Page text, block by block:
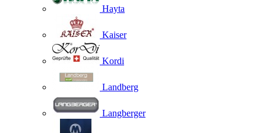
Hayta
Kaiser
Kordi
Landberg
Langberger